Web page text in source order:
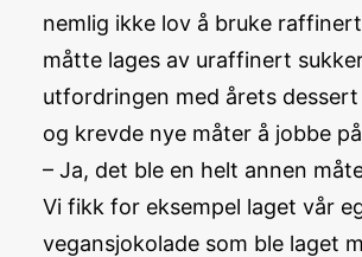
nemlig ikke lov å bruke
måtte lages av uraffinert
utfordringen med årets
og krevde nye måter å jobbe
– Ja, det ble en helt annen
Vi fikk for eksempel laget vår
vegansjokolade som ble laget